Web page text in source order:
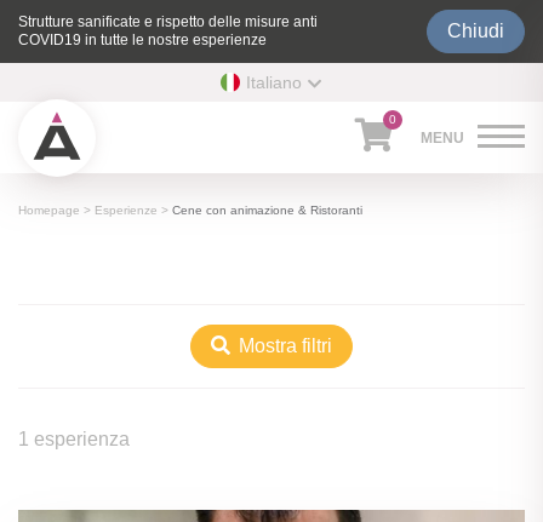
Strutture sanificate e rispetto delle misure anti
COVID19 in tutte le nostre esperienze
Chiudi
Italiano
0
Homepage > Esperienze > Cene con animazione & Ristoranti
Mostra filtri
1 esperienza